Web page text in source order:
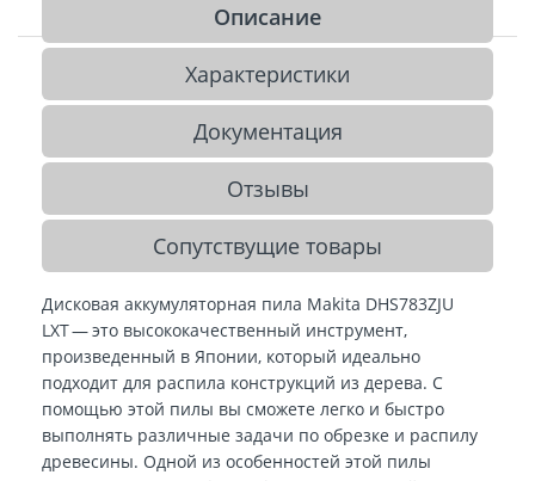
Описание
Характеристики
Документация
Отзывы
Сопутствущие товары
Дисковая аккумуляторная пила Makita DHS783ZJU
LXT — это высококачественный инструмент,
произведенный в Японии, который идеально
подходит для распила конструкций из дерева. С
помощью этой пилы вы сможете легко и быстро
выполнять различные задачи по обрезке и распилу
древесины. Одной из особенностей этой пилы